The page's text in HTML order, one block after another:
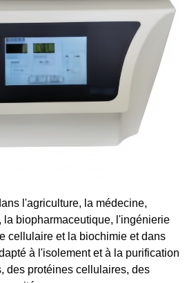
l'agriculture, la médecine,
la biopharmaceutique, l'ingénierie
cellulaire et la biochimie et dans
à l'isolement et à la purification
des protéines cellulaires, des